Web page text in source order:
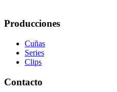
Producciones
Cuñas
Series
Clips
Contacto